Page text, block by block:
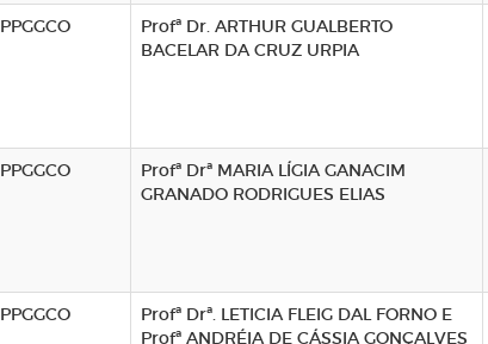
PPGGCO
Profª Dr. ARTHUR GUALBERTO
BACELAR DA CRUZ URPIA
PPGGCO
Profª Drª MARIA LÍGIA GANACIM
GRANADO RODRIGUES ELIAS
PPGGCO
Profª Drª. LETICIA FLEIG DAL FORNO E
Profª ANDRÉIA DE CÁSSIA GONÇALVES